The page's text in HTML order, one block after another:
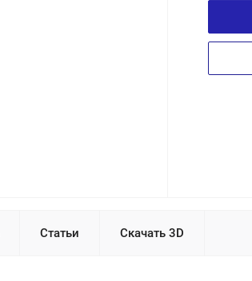
Статьи Скачать 3D